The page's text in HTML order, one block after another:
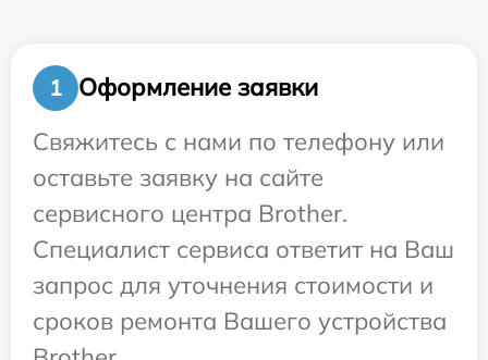
1
Оформление заявки
Свяжитесь с нами по телефону или
оставьте заявку на сайте
сервисного центра Brother.
Специалист сервиса ответит на Ваш
запрос для уточнения стоимости и
сроков ремонта Вашего устройства